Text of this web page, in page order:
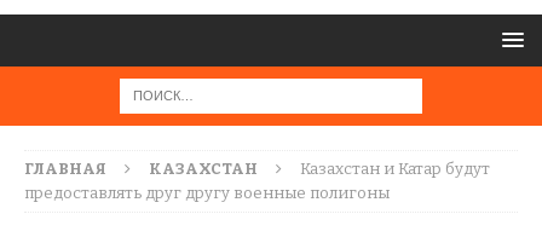
ГЛАВНАЯ КАЗАХСТАН
Казахстан и Катар будут
предоставлять друг другу военные полигоны